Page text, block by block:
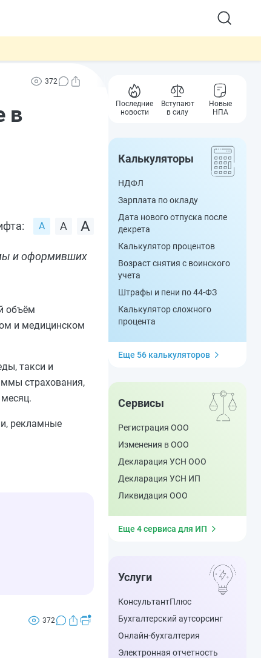
372
в
и оформивших
объём
и медицинском
такси и
страхования,
рекламные
372
Последние
новости
Вступают
в силу
Новые
НПА
Калькуляторы
НДФЛ
Зарплата по окладу
Дата нового отпуска после
декрета
Калькулятор процентов
Возраст снятия с воинского
учета
Штрафы и пени по 44-ФЗ
Калькулятор сложного
процента
Еще 56 калькуляторов
Сервисы
Регистрация ООО
Изменения в ООО
Декларация УСН ООО
Декларация УСН ИП
Ликвидация ООО
Еще 4 сервиса для ИП
Услуги
КонсультантПлюс
Бухгалтерский аутсорсинг
Онлайн-бухгалтерия
Электронная отчетность